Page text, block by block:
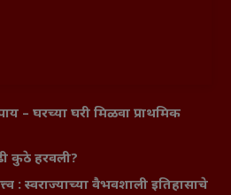
– घरच्या घरी मिळवा प्राथमिक
कुठे हरवली?
: स्वराज्याच्या वैभवशाली इतिहासाचे